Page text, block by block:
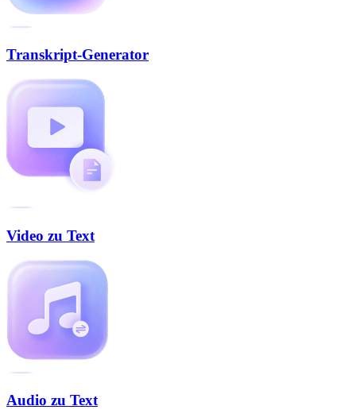
Transkript-Generator
Video zu Text
Audio zu Text